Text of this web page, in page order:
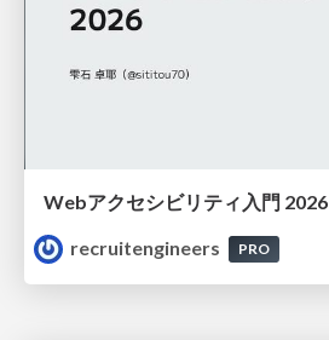
Webアクセシビリティ入門 2026
recruitengineers
PRO